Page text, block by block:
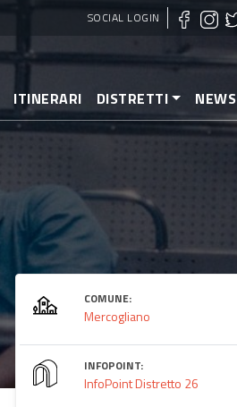
SOCIAL LOGIN
ITINERARI DISTRETTI NEWS
COMUNE:
Mercogliano
INFOPOINT:
InfoPoint Distretto 26